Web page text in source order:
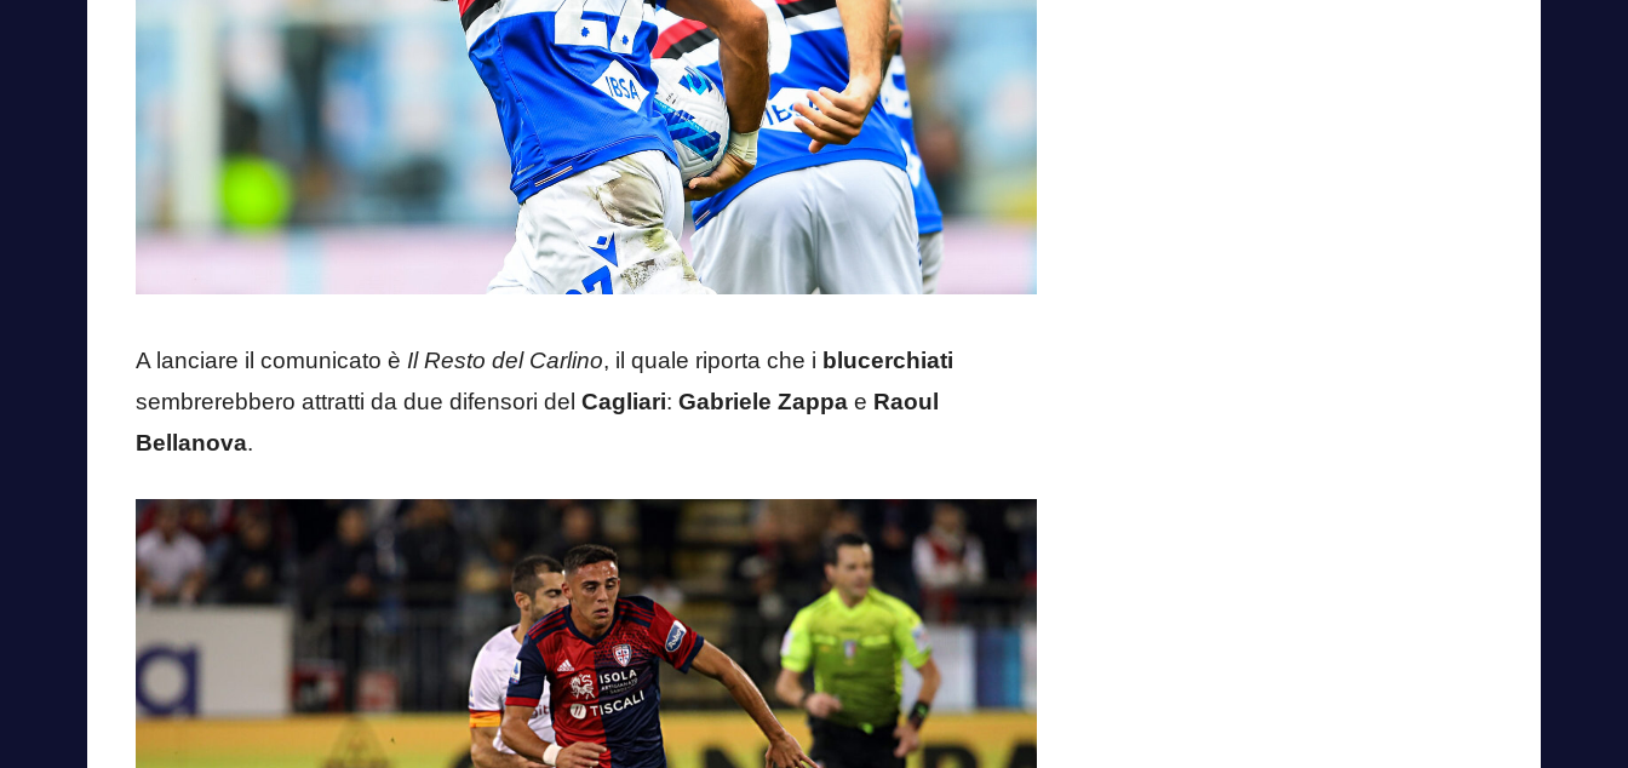
A lanciare il comunicato è Il Resto del Carlino, il quale riporta che i blucerchiati
sembrerebbero attratti da due difensori del Cagliari: Gabriele Zappa e Raoul
Bellanova.